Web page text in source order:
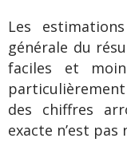
Les
générale du
faciles et
des chiffres
exacte n’est pas